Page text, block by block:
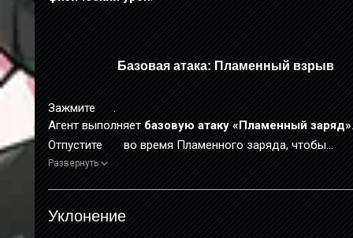
Базовая атака: Пламенный взрыв
Зажмите
.
Агент выполняет базовую атаку «Пламенный заряд».
Отпустите
во время Пламенного заряда, чтобы
запуститьбазовую атаку «Пламенный взрыв»
заряд»агента атакуют, срабатывает контратака после
Развернуть
Уклонение